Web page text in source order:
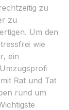
zu
zu
Um den
wie
ein
Rat und Tat
rund um